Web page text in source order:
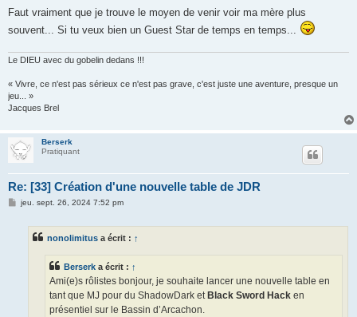
Faut vraiment que je trouve le moyen de venir voir ma mère plus
souvent... Si tu veux bien un Guest Star de temps en temps...
Le DIEU avec du gobelin dedans !!!
« Vivre, ce n'est pas sérieux ce n'est pas grave, c'est juste une aventure, presque un
jeu... »
Jacques Brel
Berserk
Pratiquant
Re: [33] Création d'une nouvelle table de JDR
Mjeu. sept. 26, 2024 7:52 pm
nonolimitus a écrit : ↑
Berserk a écrit : ↑
Ami(e)s rôlistes bonjour, je souhaite lancer une nouvelle table en
tant que MJ pour du ShadowDark et Black Sword Hack en
présentiel sur le Bassin d’Arcachon.